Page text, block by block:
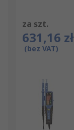
za szt.
631,16 zł
(bez VAT)